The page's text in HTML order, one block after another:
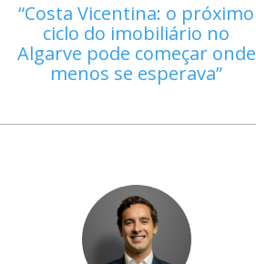
Costa Vicentina: o próximo
ciclo do imobiliário no
Algarve pode começar onde
menos se esperava